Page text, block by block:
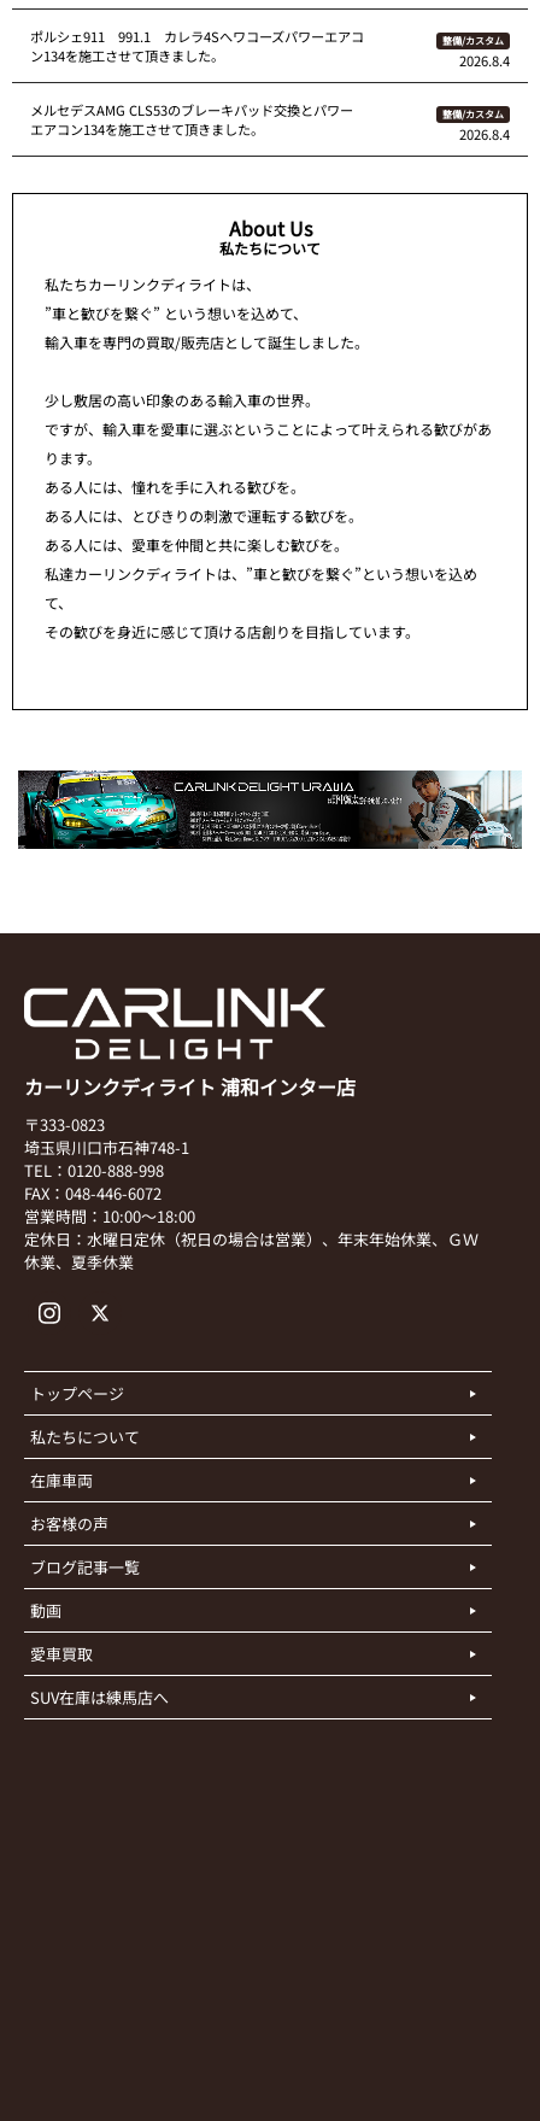
ポルシェ911 991.1 カレラ4Sへワコーズパワーエアコ
ン134を施工させて頂きました。
整備/カスタム
2026.8.4
メルセデスAMG CLS53のブレーキパッド交換とパワー
エアコン134を施工させて頂きました。
整備/カスタム
2026.8.4
About Us
私たちについて
私たちカーリンクディライトは、
”車と歓びを繋ぐ” という想いを込めて、
輸入車を専門の買取/販売店として誕生しました。
少し敷居の高い印象のある輸入車の世界。
ですが、輸入車を愛車に選ぶということによって叶えられる歓びがあ
ります。
ある人には、憧れを手に入れる歓びを。
ある人には、とびきりの刺激で運転する歓びを。
ある人には、愛車を仲間と共に楽しむ歓びを。
私達カーリンクディライトは、”車と歓びを繋ぐ”という想いを込め
て、
その歓びを身近に感じて頂ける店創りを目指しています。
カーリンクディライト 浦和インター店
〒333-0823
埼玉県川口市石神748-1
TEL：0120-888-998
FAX：048-446-6072
営業時間：10:00～18:00
定休日：水曜日定休（祝日の場合は営業）、年末年始休業、ＧＷ
休業、夏季休業
トップページ
私たちについて
在庫車両
お客様の声
ブログ記事一覧
動画
愛車買取
SUV在庫は練馬店へ